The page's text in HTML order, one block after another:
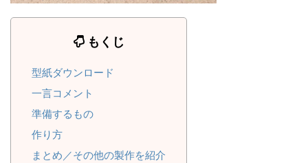
もくじ
型紙ダウンロード
一言コメント
準備するもの
作り方
まとめ／その他の製作を紹介